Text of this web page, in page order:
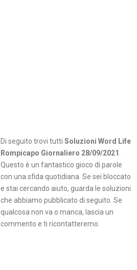
Di seguito trovi tutti Soluzioni Word Life
Rompicapo Giornaliero 28/09/2021 .
Questo è un fantastico gioco di parole
con una sfida quotidiana. Se sei bloccato
e stai cercando aiuto, guarda le soluzioni
che abbiamo pubblicato di seguito. Se
qualcosa non va o manca, lascia un
commento e ti ricontatteremo.